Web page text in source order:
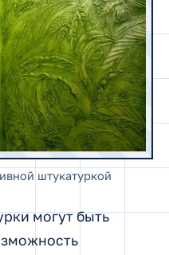
штукатуркой
могут быть